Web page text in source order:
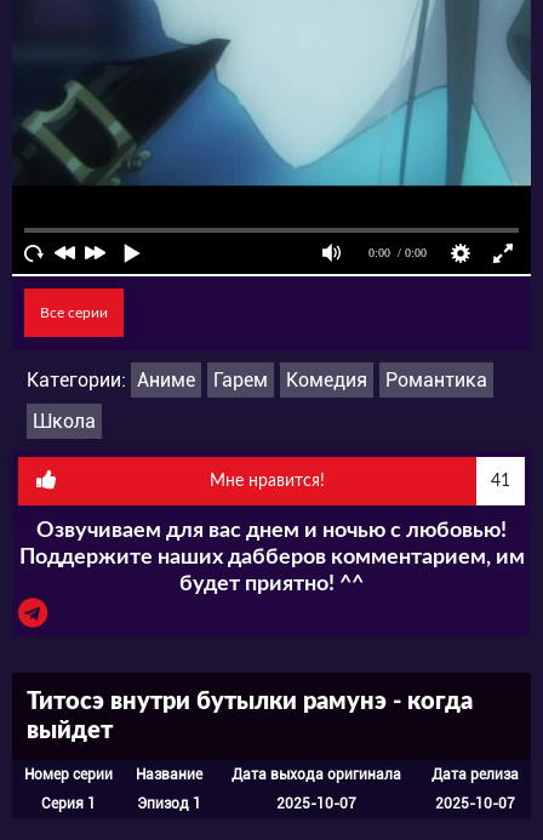
Все серии
Категории: Аниме Гарем Комедия
Романтика
Школа
Мне нравится! 41
Озвучиваем для вас днем и ночью с любовью!
Поддержите наших дабберов комментарием, им
будет приятно! ^^
Титосэ внутри бутылки рамунэ - когда
выйдет
Номер серии Название Дата выхода оригинала
Дата релиза
Серия 1
Эпизод 1 2025-10-07 2025-10-07